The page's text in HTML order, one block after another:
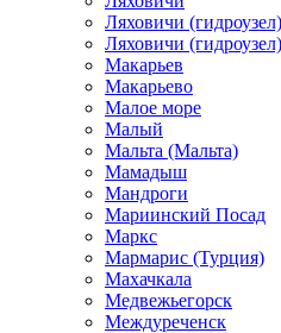
Ляховичи (гидроузел)
Ляховичи
Макарьев
Макарьево
Малое море
Малый
Мальта (Мальта)
Мамадыш
Мандроги
Мариинский Посад
Маркс
Мармарис (Турция)
Махачкала
Медвежьегорск
Междуреченск